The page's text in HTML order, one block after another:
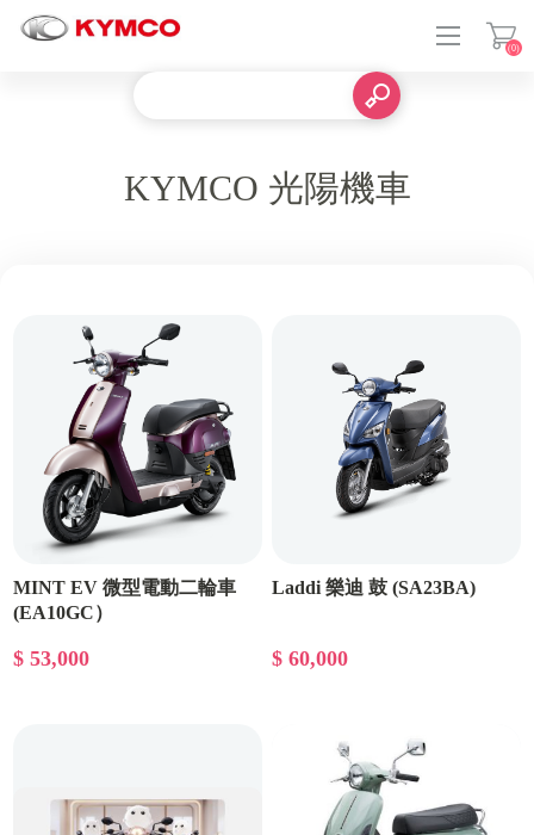
(0)
KYMCO 光陽機車
MINT EV 微型電動二輪車
(EA10GC）
$ 53,000
Laddi 樂迪 鼓 (SA23BA)
$ 60,000